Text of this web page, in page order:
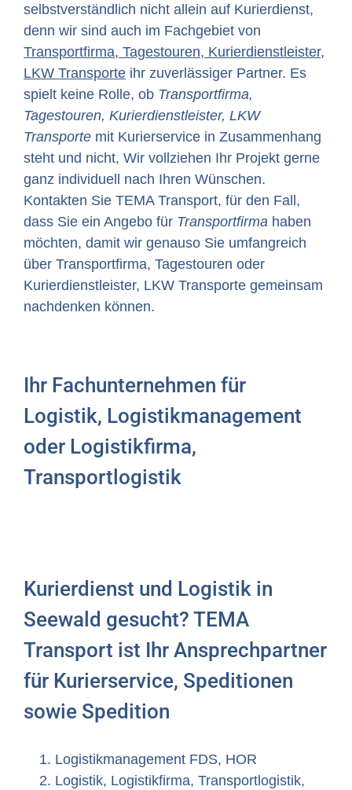
selbstverständlich nicht allein auf Kurierdienst,
denn wir sind auch im Fachgebiet von
Transportfirma, Tagestouren, Kurierdienstleister,
LKW Transporte ihr zuverlässiger Partner. Es
spielt keine Rolle, ob Transportfirma,
Tagestouren, Kurierdienstleister, LKW
Transporte mit Kurierservice in Zusammenhang
steht und nicht, Wir vollziehen Ihr Projekt gerne
ganz individuell nach Ihren Wünschen.
Kontakten Sie TEMA Transport, für den Fall,
dass Sie ein Angebo für Transportfirma haben
möchten, damit wir genauso Sie umfangreich
über Transportfirma, Tagestouren oder
Kurierdienstleister, LKW Transporte gemeinsam
nachdenken können.
Ihr Fachunternehmen für
Logistik, Logistikmanagement
oder Logistikfirma,
Transportlogistik
Kurierdienst und Logistik in
Seewald gesucht? TEMA
Transport ist Ihr Ansprechpartner
für Kurierservice, Speditionen
sowie Spedition
Logistikmanagement FDS, HOR
Logistik, Logistikfirma, Transportlogistik,